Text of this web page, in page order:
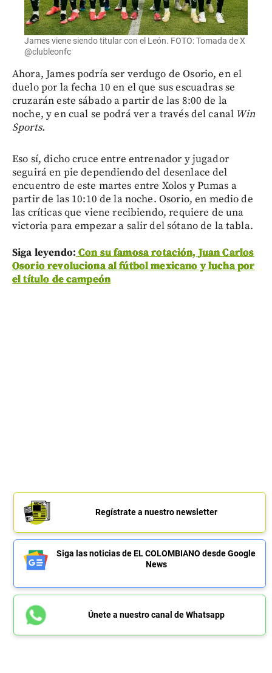
James viene siendo titular con el León. FOTO: Tomada de X
@clubleonfc
Ahora, James podría ser verdugo de Osorio, en el
duelo por la fecha 10 en el que sus escuadras se
cruzarán este sábado a partir de las 8:00 de la
noche, y en cual se podrá ver a través del canal Win
Sports.
Eso sí, dicho cruce entre entrenador y jugador
seguirá en pie dependiendo del desenlace del
encuentro de este martes entre Xolos y Pumas a
partir de las 10:10 de la noche. Osorio, en medio de
las críticas que viene recibiendo, requiere de una
victoria para empezar a salir del sótano de la tabla.
Siga leyendo: Con su famosa rotación, Juan Carlos
Osorio revoluciona al fútbol mexicano y lucha por
el título de campeón
Regístrate a nuestro newsletter
Siga las noticias de EL COLOMBIANO desde Google
News
Únete a nuestro canal de Whatsapp